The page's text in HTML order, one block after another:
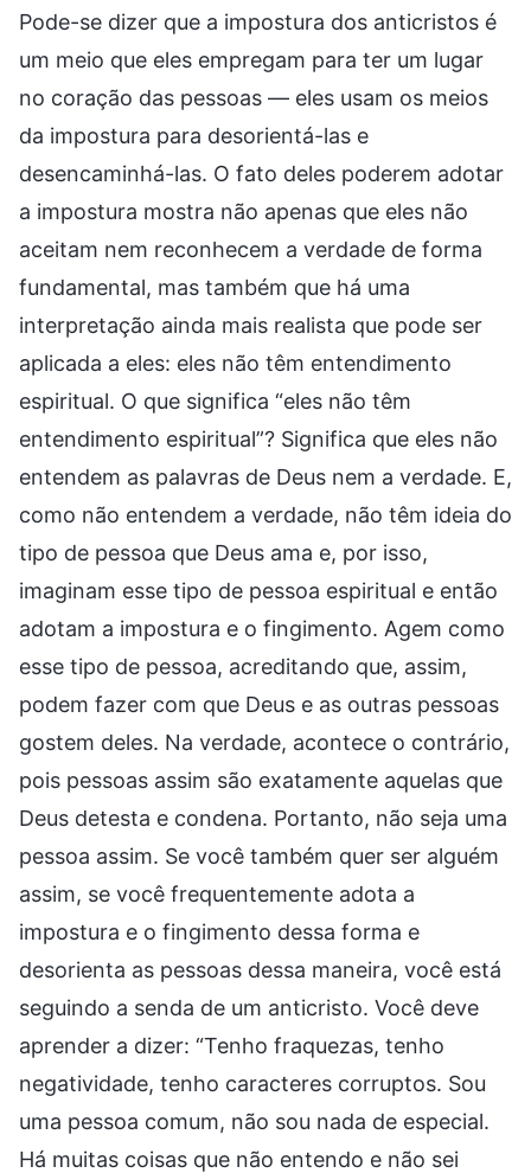
Pode-se dizer que a impostura dos anticristos é
um meio que eles empregam para ter um lugar
no coração das pessoas — eles usam os meios
da impostura para desorientá-las e
desencaminhá-las. O fato deles poderem adotar
a impostura mostra não apenas que eles não
aceitam nem reconhecem a verdade de forma
fundamental, mas também que há uma
interpretação ainda mais realista que pode ser
aplicada a eles: eles não têm entendimento
espiritual. O que significa “eles não têm
entendimento espiritual”? Significa que eles não
entendem as palavras de Deus nem a verdade. E,
como não entendem a verdade, não têm ideia do
tipo de pessoa que Deus ama e, por isso,
imaginam esse tipo de pessoa espiritual e então
adotam a impostura e o fingimento. Agem como
esse tipo de pessoa, acreditando que, assim,
podem fazer com que Deus e as outras pessoas
gostem deles. Na verdade, acontece o contrário,
pois pessoas assim são exatamente aquelas que
Deus detesta e condena. Portanto, não seja uma
pessoa assim. Se você também quer ser alguém
assim, se você frequentemente adota a
impostura e o fingimento dessa forma e
desorienta as pessoas dessa maneira, você está
seguindo a senda de um anticristo. Você deve
aprender a dizer: “Tenho fraquezas, tenho
negatividade, tenho caracteres corruptos. Sou
uma pessoa comum, não sou nada de especial.
Há muitas coisas que não entendo e não sei